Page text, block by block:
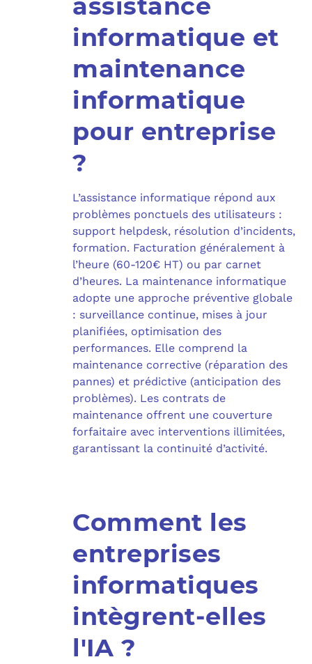
assistance
informatique et
maintenance
informatique
pour entreprise
?
L’assistance informatique répond aux
problèmes ponctuels des utilisateurs :
support helpdesk, résolution d’incidents,
formation. Facturation généralement à
l’heure (60-120€ HT) ou par carnet
d’heures. La maintenance informatique
adopte une approche préventive globale
: surveillance continue, mises à jour
planifiées, optimisation des
performances. Elle comprend la
maintenance corrective (réparation des
pannes) et prédictive (anticipation des
problèmes). Les contrats de
maintenance offrent une couverture
forfaitaire avec interventions illimitées,
garantissant la continuité d’activité.
Comment les
entreprises
informatiques
intègrent-elles
l'IA ?